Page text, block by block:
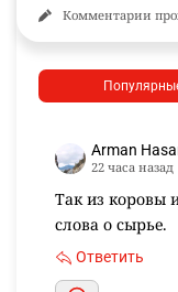
Комментарии
Arman
22 часа назад
Так из коровы
слова о сырье.
Ответить